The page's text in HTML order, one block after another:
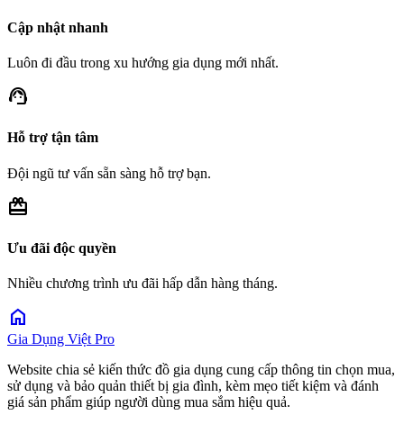
Cập nhật nhanh
Luôn đi đầu trong xu hướng gia dụng mới nhất.
support_agent
Hỗ trợ tận tâm
Đội ngũ tư vấn sẵn sàng hỗ trợ bạn.
redeem
Ưu đãi độc quyền
Nhiều chương trình ưu đãi hấp dẫn hàng tháng.
home
Gia Dụng Việt Pro
Website chia sẻ kiến thức đồ gia dụng cung cấp thông tin chọn mua,
sử dụng và bảo quản thiết bị gia đình, kèm mẹo tiết kiệm và đánh
giá sản phẩm giúp người dùng mua sắm hiệu quả.